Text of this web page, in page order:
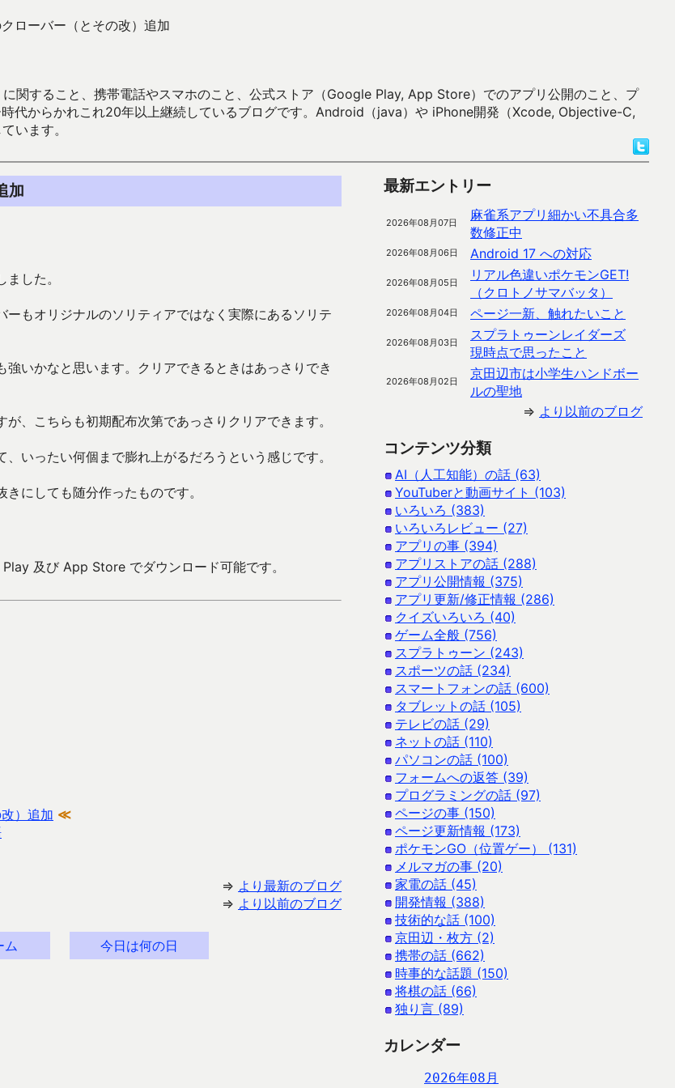
ローバー（とその改）追加
関すること、携帯電話やスマホのこと、公式ストア（Google Play, App Store）でのアプリ公開のこと、プ
代からかれこれ20年以上継続しているブログです。Android（java）や iPhone開発（Xcode, Objective-C,
います。
加
した。
もオリジナルのソリティアではなく実際にあるソリテ
いかなと思います。クリアできるときはあっさりでき
、こちらも初期配布次第であっさりクリアできます。
いったい何個まで膨れ上がるだろうという感じです。
にしても随分作ったものです。
及び App Store でダウンロード可能です。
）追加 ≪
⇒ より最新のブログ
⇒ より以前のブログ
ム 今日は何の日
最新エントリー
2026年08月07日
麻雀系アプリ細かい不具合多
数修正中
2026年08月06日 Android 17 への対応
2026年08月05日
リアル色違いポケモンGET!
（クロトノサマバッタ）
2026年08月04日 ページ一新、触れたいこと
2026年08月03日
スプラトゥーンレイダーズ
現時点で思ったこと
2026年08月02日
京田辺市は小学生ハンドボー
ルの聖地
⇒ より以前のブログ
コンテンツ分類
AI（人工知能）の話 (63)
YouTuberと動画サイト (103)
いろいろ (383)
いろいろレビュー (27)
アプリの事 (394)
アプリストアの話 (288)
アプリ公開情報 (375)
アプリ更新/修正情報 (286)
クイズいろいろ (40)
ゲーム全般 (756)
スプラトゥーン (243)
スポーツの話 (234)
スマートフォンの話 (600)
タブレットの話 (105)
テレビの話 (29)
ネットの話 (110)
パソコンの話 (100)
フォームへの返答 (39)
プログラミングの話 (97)
ページの事 (150)
ページ更新情報 (173)
ポケモンGO（位置ゲー） (131)
メルマガの事 (20)
家電の話 (45)
開発情報 (388)
技術的な話 (100)
京田辺・枚方 (2)
携帯の話 (662)
時事的な話題 (150)
将棋の話 (66)
独り言 (89)
カレンダー
2026年08月